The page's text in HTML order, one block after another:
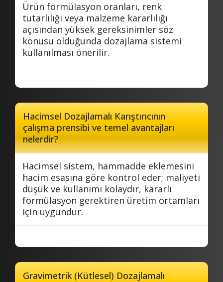
Ürün formülasyon oranları, renk
tutarlılığı veya malzeme kararlılığı
açısından yüksek gereksinimler söz
konusu olduğunda dozajlama sistemi
kullanılması önerilir.
Hacimsel Dozajlamalı Karıştırıcının
çalışma prensibi ve temel avantajları
nelerdir?
Hacimsel sistem, hammadde eklemesini
hacim esasına göre kontrol eder; maliyeti
düşük ve kullanımı kolaydır, kararlı
formülasyon gerektiren üretim ortamları
için uygundur.
Gravimetrik (Kütlesel) Dozajlamalı